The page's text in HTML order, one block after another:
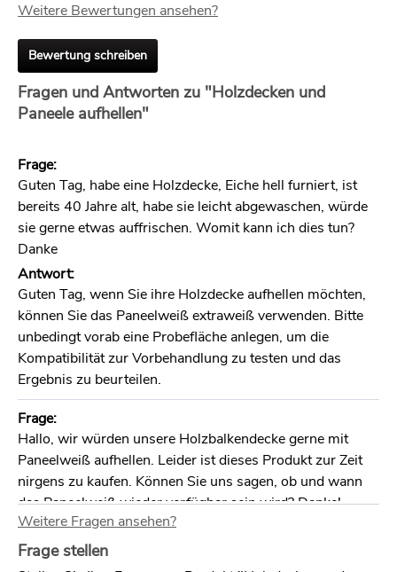
Weitere Bewertungen ansehen?
Bewertung schreiben
Fragen und Antworten zu "Holzdecken und
Paneele aufhellen"
Frage:
Guten Tag, habe eine Holzdecke, Eiche hell furniert, ist
bereits 40 Jahre alt, habe sie leicht abgewaschen, würde
sie gerne etwas auffrischen. Womit kann ich dies tun?
Danke
Antwort:
Guten Tag, wenn Sie ihre Holzdecke aufhellen möchten,
können Sie das Paneelweiß extraweiß verwenden. Bitte
unbedingt vorab eine Probefläche anlegen, um die
Kompatibilität zur Vorbehandlung zu testen und das
Ergebnis zu beurteilen.
Frage:
Hallo, wir würden unsere Holzbalkendecke gerne mit
Paneelweiß aufhellen. Leider ist dieses Produkt zur Zeit
nirgens zu kaufen. Können Sie uns sagen, ob und wann
das Paneelweiß wieder verfügbar sein wird? Danke!
Antwort:
Hallo,
Weitere Fragen ansehen?
Frage stellen